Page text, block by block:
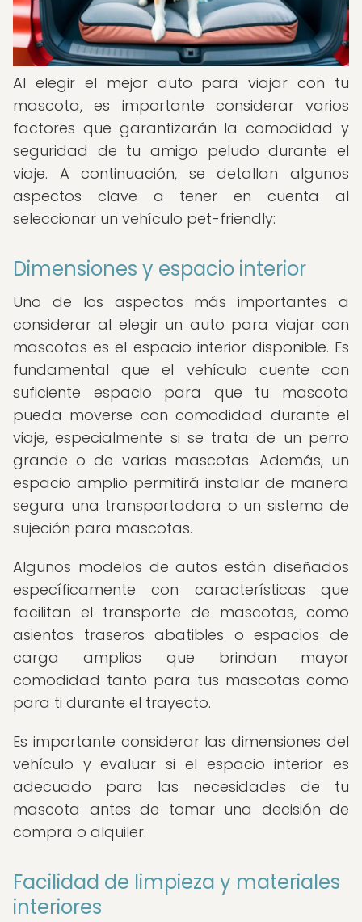
Al elegir el mejor auto para viajar con tu
mascota, es importante considerar varios
factores que garantizarán la comodidad y
seguridad de tu amigo peludo durante el
viaje. A continuación, se detallan algunos
aspectos clave a tener en cuenta al
seleccionar un vehículo pet-friendly:
Dimensiones y espacio interior
Uno de los aspectos más importantes a
considerar al elegir un auto para viajar con
mascotas es el espacio interior disponible. Es
fundamental que el vehículo cuente con
suficiente espacio para que tu mascota
pueda moverse con comodidad durante el
viaje, especialmente si se trata de un perro
grande o de varias mascotas. Además, un
espacio amplio permitirá instalar de manera
segura una transportadora o un sistema de
sujeción para mascotas.
Algunos modelos de autos están diseñados
específicamente con características que
facilitan el transporte de mascotas, como
asientos traseros abatibles o espacios de
carga amplios que brindan mayor
comodidad tanto para tus mascotas como
para ti durante el trayecto.
Es importante considerar las dimensiones del
vehículo y evaluar si el espacio interior es
adecuado para las necesidades de tu
mascota antes de tomar una decisión de
compra o alquiler.
Facilidad de limpieza y materiales
interiores